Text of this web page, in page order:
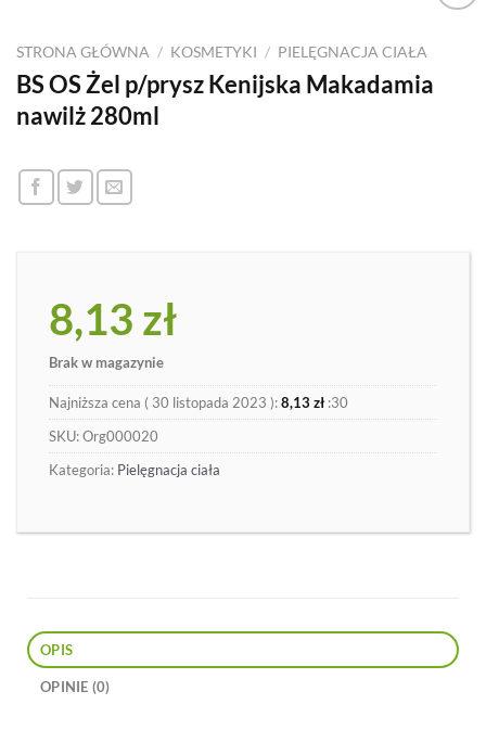
STRONA GŁÓWNA / KOSMETYKI / PIELĘGNACJA CIAŁA
BS OS Żel p/prysz Kenijska Makadamia
nawilż 280ml
8,13 zł
Brak w magazynie
Najniższa cena ( 30 listopada 2023 ):8,13 zł :30
SKU:Org000020
Kategoria: Pielęgnacja ciała
OPIS
OPINIE (0)